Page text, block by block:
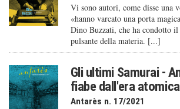
Vi sono autori, come disse una
«hanno varcato una porta
Dino Buzzati, che ha condotto
pulsante della materia. [...]
Gli ultimi Samurai -
fiabe dall'era atomica
Antarès n. 17/2021